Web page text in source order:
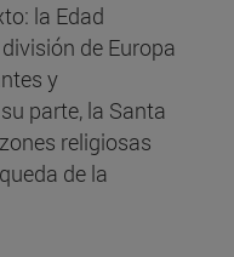
la Edad
de Europa
y
parte, la Santa
religiosas
de la